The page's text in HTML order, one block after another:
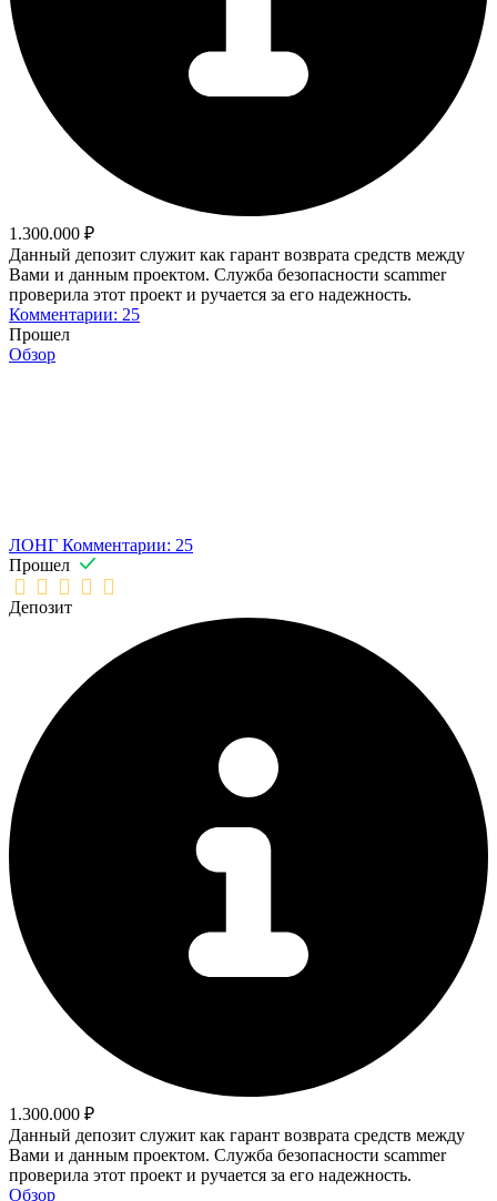
1.300.000 ₽
Данный депозит служит как гарант возврата средств между
Вами и данным проектом. Служба безопасности scammer
проверила этот проект и ручается за его надежность.
Комментарии: 25
Прошел
Обзор
ЛОНГ Комментарии: 25
Прошел
Депозит
1.300.000 ₽
Данный депозит служит как гарант возврата средств между
Вами и данным проектом. Служба безопасности scammer
проверила этот проект и ручается за его надежность.
Обзор